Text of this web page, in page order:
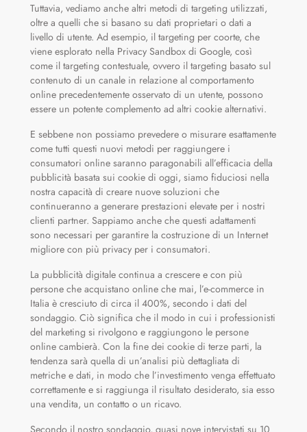
Tuttavia, vediamo anche altri metodi di targeting utilizzati,
oltre a quelli che si basano su dati proprietari o dati a
livello di utente. Ad esempio, il targeting per coorte, che
viene esplorato nella Privacy Sandbox di Google, così
come il targeting contestuale, ovvero il targeting basato sul
contenuto di un canale in relazione al comportamento
online precedentemente osservato di un utente, possono
essere un potente complemento ad altri cookie alternativi.
E sebbene non possiamo prevedere o misurare esattamente
come tutti questi nuovi metodi per raggiungere i
consumatori online saranno paragonabili all’efficacia della
pubblicità basata sui cookie di oggi, siamo fiduciosi nella
nostra capacità di creare nuove soluzioni che
continueranno a generare prestazioni elevate per i nostri
clienti partner. Sappiamo anche che questi adattamenti
sono necessari per garantire la costruzione di un Internet
migliore con più privacy per i consumatori.
La pubblicità digitale continua a crescere e con più
persone che acquistano online che mai, l’e-commerce in
Italia è cresciuto di circa il 400%, secondo i dati del
sondaggio. Ciò significa che il modo in cui i professionisti
del marketing si rivolgono e raggiungono le persone
online cambierà. Con la fine dei cookie di terze parti, la
tendenza sarà quella di un’analisi più dettagliata di
metriche e dati, in modo che l’investimento venga effettuato
correttamente e si raggiunga il risultato desiderato, sia esso
una vendita, un contatto o un ricavo.
Secondo il nostro sondaggio, quasi nove intervistati su 10